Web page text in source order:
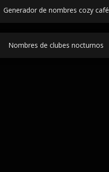
Generador de nombres cozy café
Nombres de clubes nocturnos